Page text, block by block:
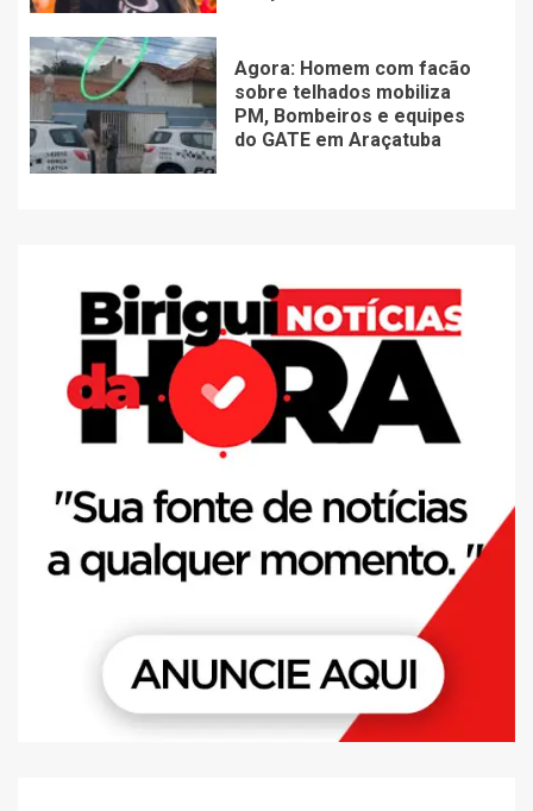
Agora: Homem com facão
sobre telhados mobiliza
PM, Bombeiros e equipes
do GATE em Araçatuba